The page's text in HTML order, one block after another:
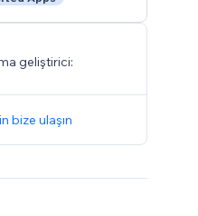
geliştirici:
bize ulaşın